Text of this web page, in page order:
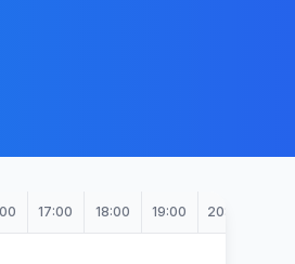
17:00 18:00 19:00 20:00